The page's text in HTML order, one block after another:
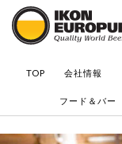
TOP 会社情報
フード＆バー